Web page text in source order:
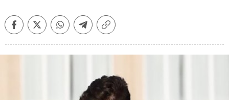
FacebookTwitterWhatsappTelegramCopiar